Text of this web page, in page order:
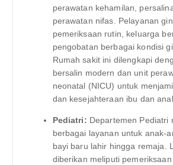
perawatan kehamilan,
perawatan nifas. Pelayanan
pemeriksaan rutin, keluarga
pengobatan berbagai kondisi
Rumah sakit ini dilengkapi
bersalin modern dan unit
neonatal (NICU) untuk
dan kesejahteraan ibu dan
Pediatri: Departemen Pediatri
berbagai layanan untuk anak-
bayi baru lahir hingga remaja.
diberikan meliputi